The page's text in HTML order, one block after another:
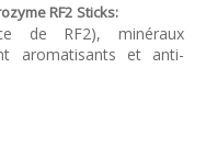
RF2 Sticks:
de RF2), minéraux
aromatisants et anti-